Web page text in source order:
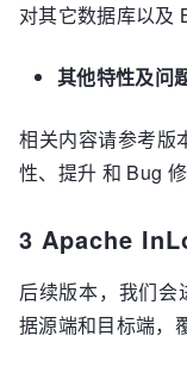
对其它数据库以及
其他特性及问
相关内容请参考版
性、提升 和 Bug
3 Apache
后续版本，我们
据源端和目标端，